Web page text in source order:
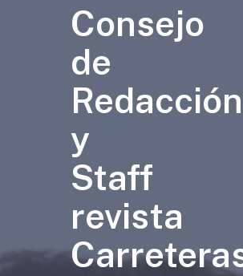
Consejo
de
Redacción
y
Staff
revista